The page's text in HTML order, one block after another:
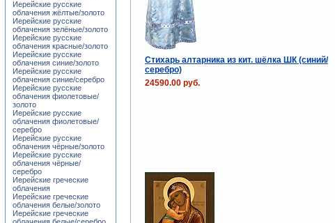
Стихарь алтарника из кит. шёлка ШК (синий/
серебро)
24590.00 руб.
Иерейские русские
облачения жёлтые/золото
Иерейские русские
облачения зелёные/золото
Иерейские русские
облачения красные/золото
Иерейские русские
облачения синие/золото
Иерейские русские
облачения синие/серебро
Иерейские русские
облачения фиолетовые/
золото
Иерейские русские
облачения фиолетовые/
серебро
Иерейские русские
облачения чёрные/золото
Иерейские русские
облачения чёрные/
серебро
Иерейские греческие
облачения
Иерейские греческие
облачения белые/золото
Иерейские греческие